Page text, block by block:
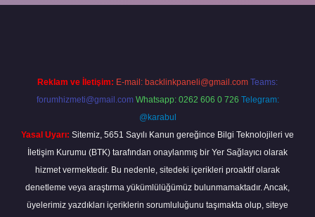
Reklam ve İletişim: E-mail: backlinkpaneli@gmail.com Teams:
forumhizmeti@gmail.com Whatsapp: 0262 606 0 726 Telegram:
@karabul
Yasal Uyarı: Sitemiz, 5651 Sayılı Kanun gereğince Bilgi Teknolojileri ve
İletişim Kurumu (BTK) tarafından onaylanmış bir Yer Sağlayıcı olarak
hizmet vermektedir. Bu nedenle, sitedeki içerikleri proaktif olarak
denetleme veya araştırma yükümlülüğümüz bulunmamaktadır. Ancak,
üyelerimiz yazdıkları içeriklerin sorumluluğunu taşımakta olup, siteye